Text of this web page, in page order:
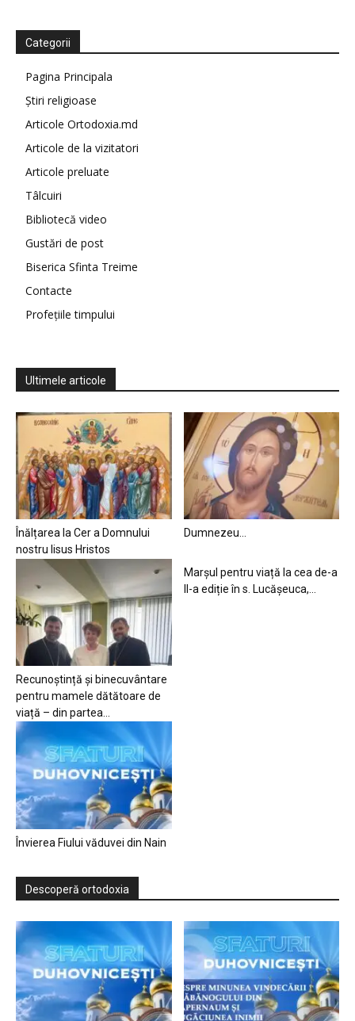
Categorii
Pagina Principala
Știri religioase
Articole Ortodoxia.md
Articole de la vizitatori
Articole preluate
Tâlcuiri
Bibliotecă video
Gustări de post
Biserica Sfinta Treime
Contacte
Profețiile timpului
Ultimele articole
Înălțarea la Cer a Domnului
nostru Iisus Hristos
Dumnezeu…
Recunoștință și binecuvântare
pentru mamele dătătoare de
viață – din partea...
Marșul pentru viață la cea de-a
II-a ediție în s. Lucășeuca,...
Învierea Fiului văduvei din Nain
Descoperă ortodoxia